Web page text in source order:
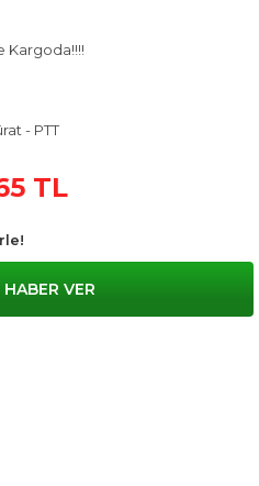
Kargoda!!!!
- PTT
TL
VER